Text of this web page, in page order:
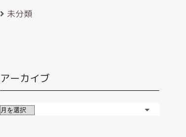
未分類
アーカイブ